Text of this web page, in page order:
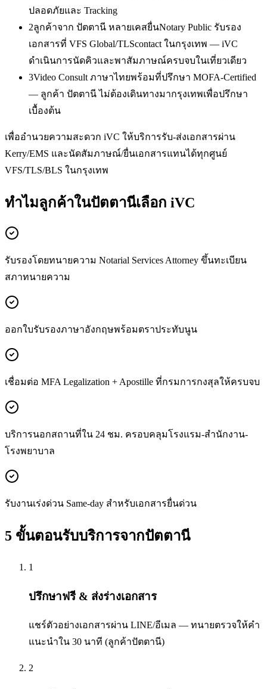
ปลอดภัยและ Tracking
2ลูกค้าจาก ปัตตานี หลายเคสยื่นNotary Public รับรอง
เอกสารที่ VFS Global/TLScontact ในกรุงเทพ — iVC
ดำเนินการนัดคิวและพาสัมภาษณ์ครบจบในเที่ยวเดียว
3Video Consult ภาษาไทยพร้อมที่ปรึกษา MOFA-Certified
— ลูกค้า ปัตตานี ไม่ต้องเดินทางมากรุงเทพเพื่อปรึกษา
เบื้องต้น
เพื่ออำนวยความสะดวก iVC ให้บริการรับ-ส่งเอกสารผ่าน
Kerry/EMS และนัดสัมภาษณ์/ยื่นเอกสารแทนได้ทุกศูนย์
VFS/TLS/BLS ในกรุงเทพ
ทำไมลูกค้าในปัตตานีเลือก iVC
รับรองโดยทนายความ Notarial Services Attorney ขึ้นทะเบียน
สภาทนายความ
ออกใบรับรองภาษาอังกฤษพร้อมตราประทับนูน
เชื่อมต่อ MFA Legalization + Apostille ที่กรมการกงสุลให้ครบจบ
บริการนอกสถานที่ใน 24 ชม. ครอบคลุมโรงแรม-สำนักงาน-
โรงพยาบาล
รับงานเร่งด่วน Same-day สำหรับเอกสารยื่นด่วน
5 ขั้นตอนรับบริการจากปัตตานี
1
ปรึกษาฟรี & ส่งร่างเอกสาร
แชร์ตัวอย่างเอกสารผ่าน LINE/อีเมล — ทนายตรวจให้คำ
แนะนำใน 30 นาที (ลูกค้าปัตตานี)
2